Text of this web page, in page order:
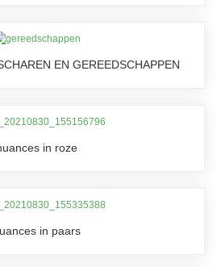
EN GEREEDSCHAPPEN
in roze
in paars